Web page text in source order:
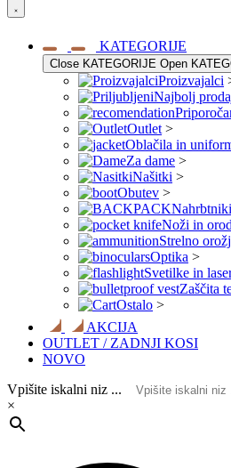
KATEGORIJE
Close KATEGORIJE Open
Proizvajalci
Najbolj
Outlet >
Oblačila in
Za dame >
Našitki >
Obutev >
Noži in
Strelno
Optika >
Svetilke in
Zaščita
Ostalo >
AKCIJA
OUTLET / ZADNJI KOSI
NOVO
Vpišite iskalni niz ...
×